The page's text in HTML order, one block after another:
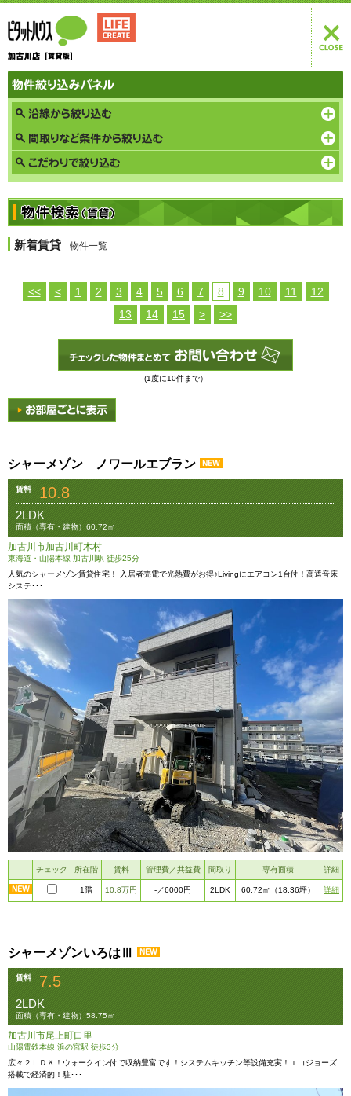
新着賃貸 物件一覧
<< < 1 2 3 4 5 6 7 8 9 10 11
12
13
14 15 > >>
(1度に10件まで）
シャーメゾン ノワールエブラン
賃料 10.8
2LDK
面積（専有・建物）60.72㎡
加古川市加古川町木村
東海道・山陽本線 加古川駅 徒歩25分
人気のシャーメゾン賃貸住宅！ 入居者売電で光熱費がお得♪Livingにエアコン1台付！高遮音床
システ･･･
チェック 所在階 賃料 管理費／共益費 間取り 専有面積 詳細
1階 10.8万円 -／6000円 2LDK 60.72㎡ （18.36坪） 詳細
シャーメゾンいろはⅢ
賃料 7.5
2LDK
面積（専有・建物）58.75㎡
加古川市尾上町口里
山陽電鉄本線 浜の宮駅 徒歩3分
広々２ＬＤＫ！ウォークイン付で収納豊富です！システムキッチン等設備充実！エコジョーズ
搭載で経済的！駐･･･